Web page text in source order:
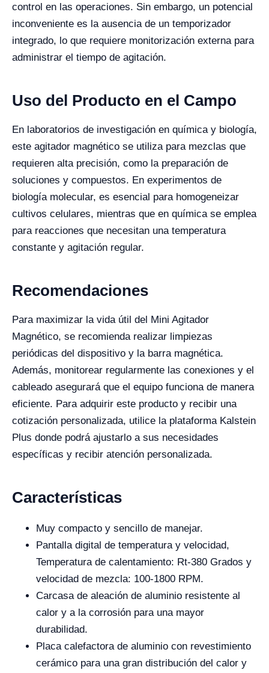
control en las operaciones. Sin embargo, un potencial
inconveniente es la ausencia de un temporizador
integrado, lo que requiere monitorización externa para
administrar el tiempo de agitación.
Uso del Producto en el Campo
En laboratorios de investigación en química y biología,
este agitador magnético se utiliza para mezclas que
requieren alta precisión, como la preparación de
soluciones y compuestos. En experimentos de
biología molecular, es esencial para homogeneizar
cultivos celulares, mientras que en química se emplea
para reacciones que necesitan una temperatura
constante y agitación regular.
Recomendaciones
Para maximizar la vida útil del Mini Agitador
Magnético, se recomienda realizar limpiezas
periódicas del dispositivo y la barra magnética.
Además, monitorear regularmente las conexiones y el
cableado asegurará que el equipo funciona de manera
eficiente. Para adquirir este producto y recibir una
cotización personalizada, utilice la plataforma Kalstein
Plus donde podrá ajustarlo a sus necesidades
específicas y recibir atención personalizada.
Características
Muy compacto y sencillo de manejar.
Pantalla digital de temperatura y velocidad,
Temperatura de calentamiento: Rt-380 Grados y
velocidad de mezcla: 100-1800 RPM.
Carcasa de aleación de aluminio resistente al
calor y a la corrosión para una mayor
durabilidad.
Placa calefactora de aluminio con revestimiento
cerámico para una gran distribución del calor y